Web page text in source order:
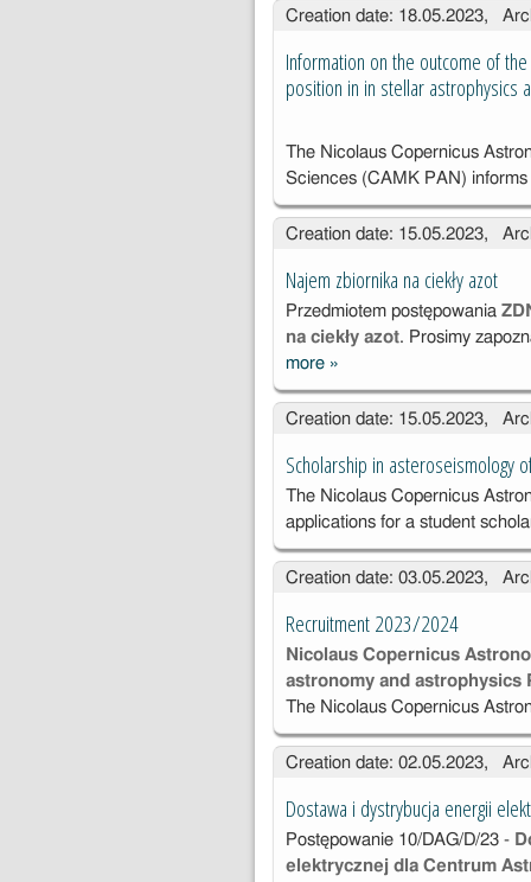
postępowania:
Creation date: 18.05.2023,
Information on the outcome of
position in in stellar astrophysics
The Nicolaus Copernicus
Sciences (CAMK PAN)
Creation date: 15.05.2023,
Najem zbiornika na ciekły azot
Przedmiotem postępowania
na ciekły azot. Prosimy
more Najem
zbiornika na
ciekły azot
»
Creation date: 15.05.2023,
Scholarship in asteroseismology
The Nicolaus Copernicus
applications for a student
Creation date: 03.05.2023,
Recruitment 2023/2024
Nicolaus Copernicus
astronomy and astrophysics
The Nicolaus Copernicus
Creation date: 02.05.2023,
Dostawa i dystrybucja energii
Postępowanie 10/DAG/D/23 -
elektrycznej dla Centrum